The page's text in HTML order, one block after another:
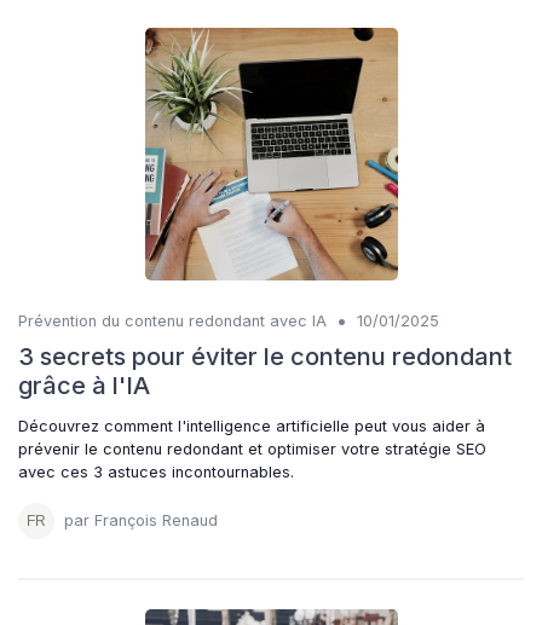
Prévention du contenu redondant avec IA • 10/01/2025
3 secrets pour éviter le contenu redondant
grâce à l'IA
Découvrez comment l'intelligence artificielle peut vous aider à
prévenir le contenu redondant et optimiser votre stratégie SEO
avec ces 3 astuces incontournables.
par François Renaud